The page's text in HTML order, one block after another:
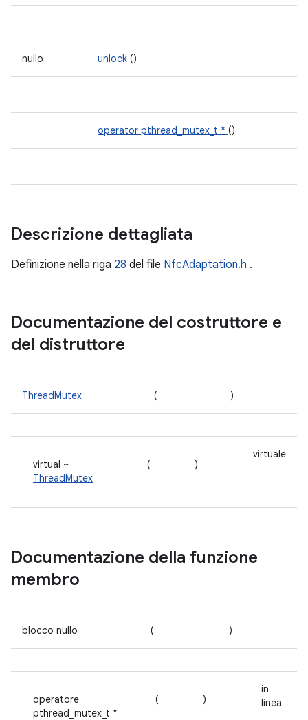
nullo unlock ()
operator pthread_mutex_t * ()
Descrizione dettagliata
Definizione nella riga 28 del file NfcAdaptation.h .
Documentazione del costruttore e
del distruttore
ThreadMutex ( )
virtual ~
ThreadMutex
( )
virtuale
Documentazione della funzione
membro
blocco nullo ( )
operatore
pthread_mutex_t *
( )
in
linea